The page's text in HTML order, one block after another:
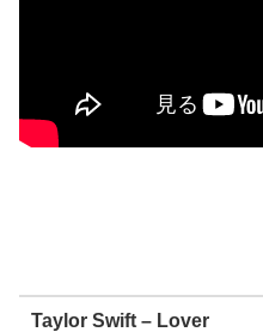
Taylor Swift – Lover